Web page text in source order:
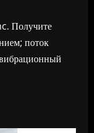
Получите
поток